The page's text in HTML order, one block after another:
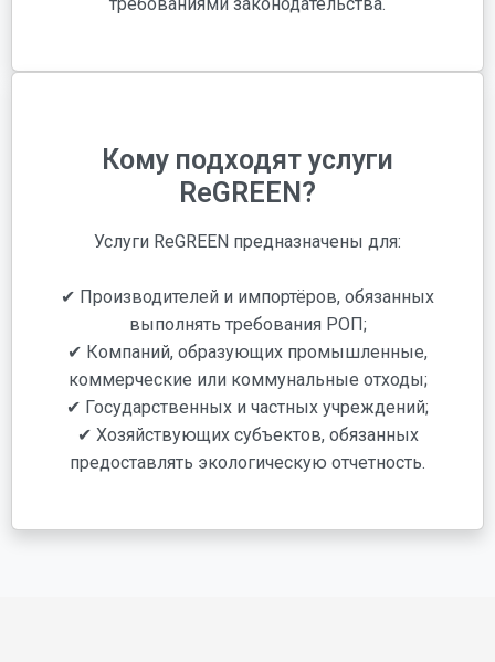
требованиями законодательства.
Кому подходят услуги
ReGREEN?
Услуги ReGREEN предназначены для:
✔ Производителей и импортёров, обязанных
выполнять требования РОП;
✔ Компаний, образующих промышленные,
коммерческие или коммунальные отходы;
✔ Государственных и частных учреждений;
✔ Хозяйствующих субъектов, обязанных
предоставлять экологическую отчетность.